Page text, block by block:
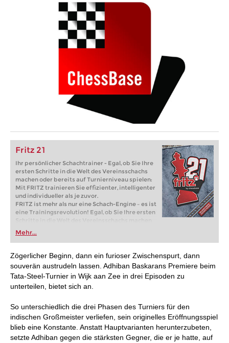
Fritz 21
Ihr persönlicher Schachtrainer - Egal, ob Sie Ihre
ersten Schritte in die Welt des Vereinsschachs
machen oder bereits auf Turnierniveau spielen:
Mit FRITZ trainieren Sie effizienter, intelligenter
und individueller als je zuvor.
FRITZ ist mehr als nur eine Schach-Engine – es ist
eine Trainingsrevolution! Egal, ob Sie Ihre ersten
Schritte in die Welt des Vereinsschachs machen
oder bereits auf Turnierniveau spielen: Mit
FRITZ trainieren Sie effizienter, intelligenter und
individueller als je zuvor.
Mehr...
Zögerlicher Beginn, dann ein furioser Zwischenspurt, dann
souverän austrudeln lassen. Adhiban Baskarans Premiere beim
Tata-Steel-Turnier in Wijk aan Zee in drei Episoden zu
unterteilen, bietet sich an.
So unterschiedlich die drei Phasen des Turniers für den
indischen Großmeister verliefen, sein originelles Eröffnungsspiel
blieb eine Konstante. Anstatt Hauptvarianten herunterzubeten,
setzte Adhiban gegen die stärksten Gegner, die er je hatte, auf